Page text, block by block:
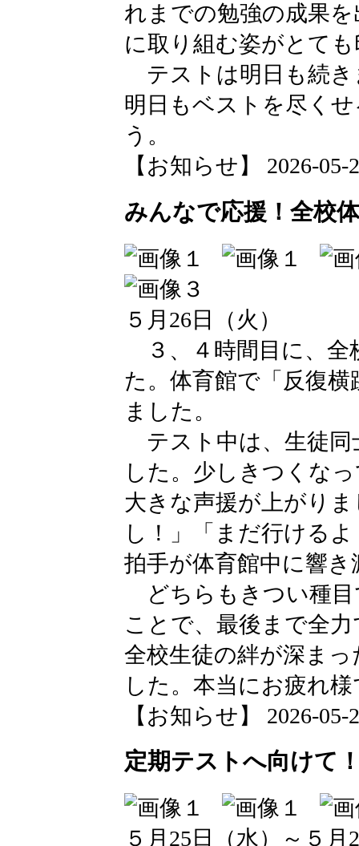
れまでの勉強の成果
に取り組む姿がとて
テストは明日も続き
明日もベストを尽く
う。
【お知らせ】 2026-05-
みんなで応援！全校
５月26日（火）
３、４時間目に、全
た。体育館で「反復
ました。
テスト中は、生徒同
した。少しきつくな
大きな声援が上がり
し！」「まだ行ける
拍手が体育館中に響
どちらもきつい種目
ことで、最後まで全
全校生徒の絆が深ま
した。本当にお疲れ
【お知らせ】 2026-05-
定期テストへ向けて
５月25日（水）～５月